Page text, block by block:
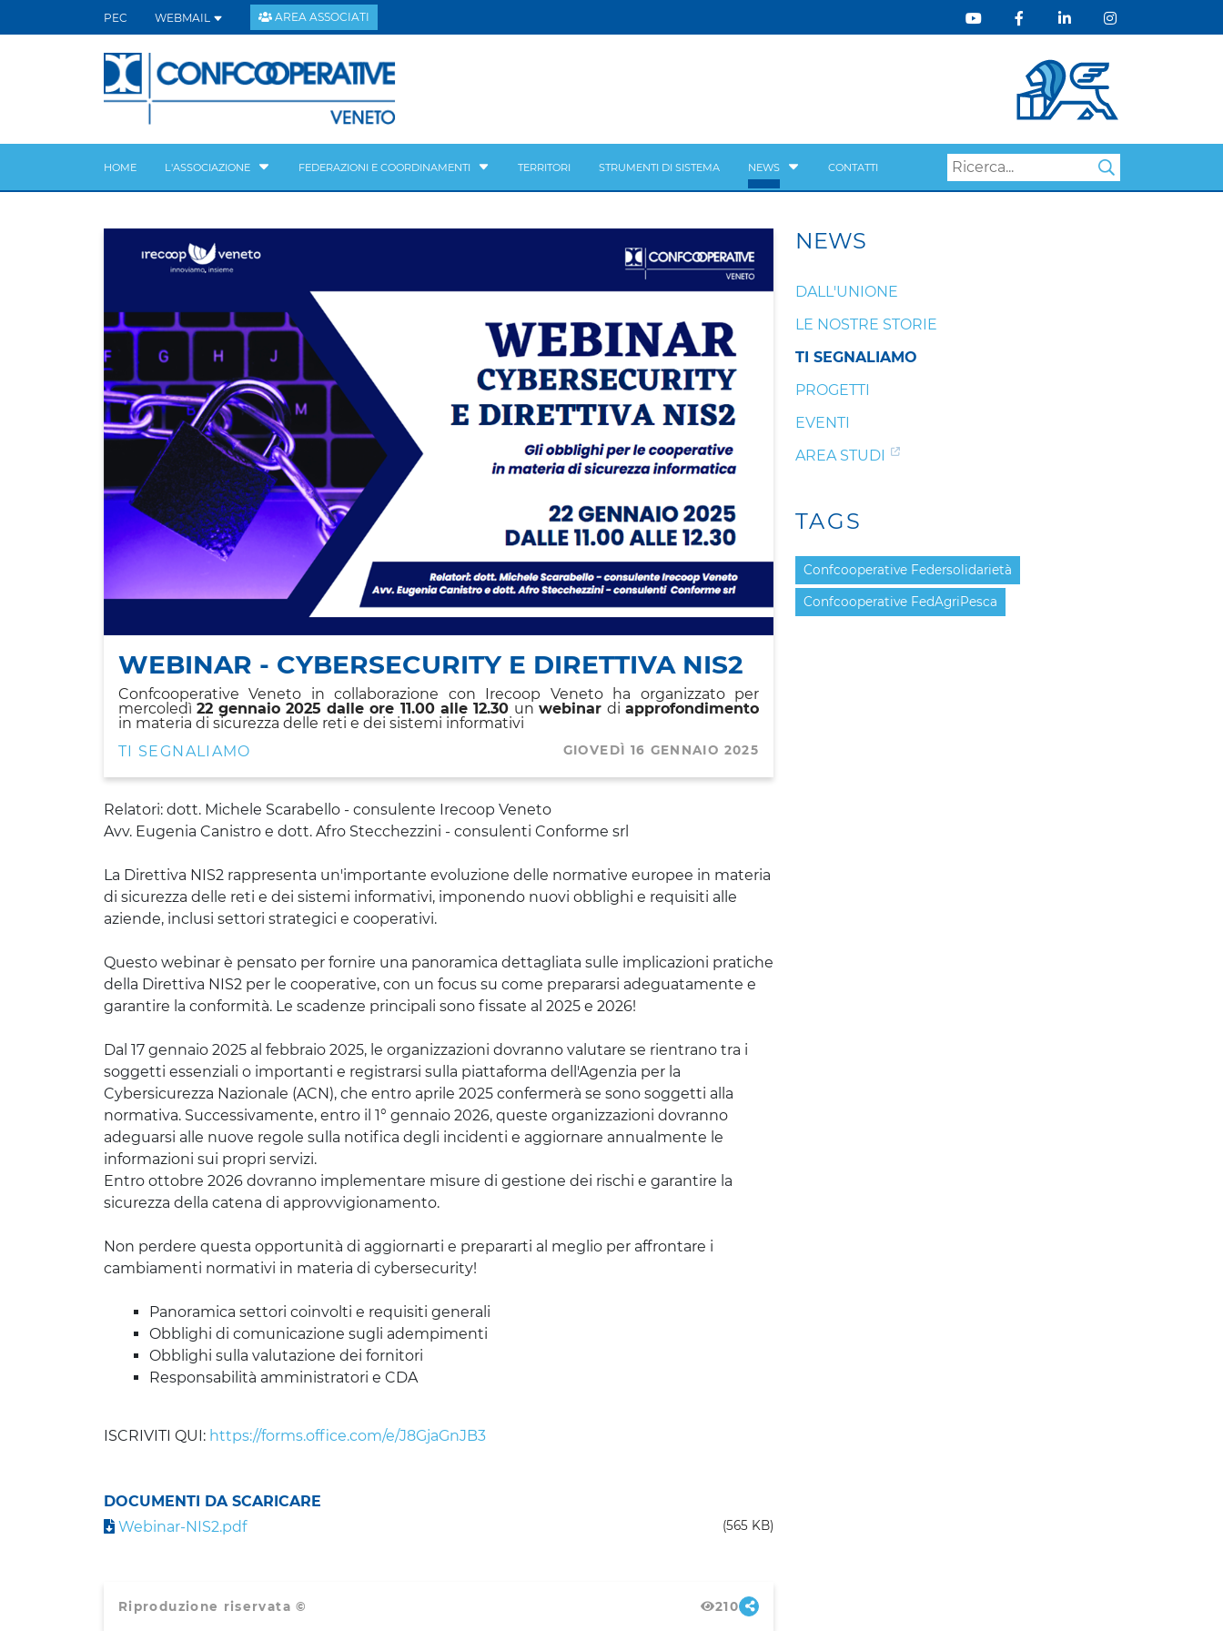
PEC WEBMAIL AREA ASSOCIATI
HOME L'ASSOCIAZIONE FEDERAZIONI E COORDINAMENTI TERRITORI STRUMENTI DI SISTEMA NEWS CONTATTI
WEBINAR - CYBERSECURITY E DIRETTIVA NIS2
Confcooperative Veneto in collaborazione con Irecoop Veneto ha organizzato per
mercoledì22 gennaio 2025 dalle ore 11.00 alle 12.30 un webinar diapprofondimento
in materia di sicurezza delle reti e dei sistemi informativi
TI SEGNALIAMO
GIOVEDÌ 16 GENNAIO 2025
Relatori: dott. Michele Scarabello - consulente Irecoop Veneto
Avv. Eugenia Canistro e dott. Afro Stecchezzini - consulenti Conforme srl
La Direttiva NIS2 rappresenta un'importante evoluzione delle normative europee in materia
di sicurezza delle reti e dei sistemi informativi, imponendo nuovi obblighi e requisiti alle
aziende, inclusi settori strategici e cooperativi.
Questo webinar è pensato per fornire una panoramica dettagliata sulle implicazioni pratiche
della Direttiva NIS2 per le cooperative, con un focus su come prepararsi adeguatamente e
garantire la conformità. Le scadenze principali sono fissate al 2025 e 2026!
Dal 17 gennaio 2025 al febbraio 2025, le organizzazioni dovranno valutare se rientrano tra i
soggetti essenziali o importanti e registrarsi sulla piattaforma dell'Agenzia per la
Cybersicurezza Nazionale (ACN), che entro aprile 2025 confermerà se sono soggetti alla
normativa. Successivamente, entro il 1° gennaio 2026, queste organizzazioni dovranno
adeguarsi alle nuove regole sulla notifica degli incidenti e aggiornare annualmente le
informazioni sui propri servizi.
Entro ottobre 2026 dovranno implementare misure di gestione dei rischi e garantire la
sicurezza della catena di approvvigionamento.
Non perdere questa opportunità di aggiornarti e prepararti al meglio per affrontare i
cambiamenti normativi in materia di cybersecurity!
Panoramica settori coinvolti e requisiti generali
Obblighi di comunicazione sugli adempimenti
Obblighi sulla valutazione dei fornitori
Responsabilità amministratori e CDA
ISCRIVITI QUI: https://forms.office.com/e/J8GjaGnJB3
DOCUMENTI DA SCARICARE
Webinar-NIS2.pdf
(565 KB)
Riproduzione riservata © 210
NEWS
DALL'UNIONE
LE NOSTRE STORIE
TI SEGNALIAMO
PROGETTI
EVENTI
AREA STUDI
TAGS
Confcooperative Federsolidarietà
Confcooperative FedAgriPesca